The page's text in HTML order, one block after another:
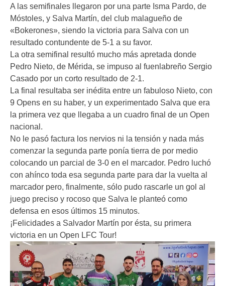
A las semifinales llegaron por una parte Isma Pardo, de
Móstoles, y Salva Martín, del club malagueño de
«Bokerones», siendo la victoria para Salva con un
resultado contundente de 5-1 a su favor.
La otra semifinal resultó mucho más apretada donde
Pedro Nieto, de Mérida, se impuso al fuenlabreño Sergio
Casado por un corto resultado de 2-1.
La final resultaba ser inédita entre un fabuloso Nieto, con
9 Opens en su haber, y un experimentado Salva que era
la primera vez que llegaba a un cuadro final de un Open
nacional.
No le pasó factura los nervios ni la tensión y nada más
comenzar la segunda parte ponía tierra de por medio
colocando un parcial de 3-0 en el marcador. Pedro luchó
con ahínco toda esa segunda parte para dar la vuelta al
marcador pero, finalmente, sólo pudo rascarle un gol al
juego preciso y rocoso que Salva le planteó como
defensa en esos últimos 15 minutos.
¡Felicidades a Salvador Martín por ésta, su primera
victoria en un Open LFC Tour!